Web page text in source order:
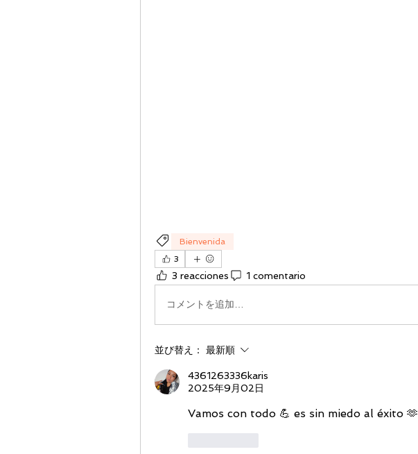
Bienvenida
3
3 reacciones 1 comentario
コメントを追加…
並び替え： 最新順
4361263336karis
2025年9月02日
Vamos con todo 💪 es sin miedo al éxito 🫶